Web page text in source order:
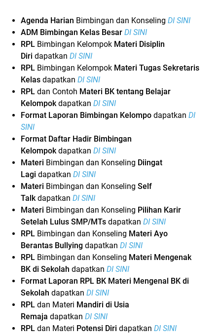
Agenda Harian Bimbingan dan Konseling DI SINI
ADM Bimbingan Kelas Besar DI SINI
RPL Bimbingan Kelompok Materi Disiplin
Diri dapatkan DI SINI
RPL Bimbingan Kelompok Materi Tugas Sekretaris
Kelas dapatkan DI SINI
RPL dan Contoh Materi BK tentang Belajar
Kelompokdapatkan DI SINI
Format Laporan Bimbingan Kelompo dapatkan DI
SINI
Format Daftar Hadir Bimbingan
Kelompokdapatkan DI SINI
Materi Bimbingan dan Konseling Diingat
Lagi dapatkan DI SINI
Materi Bimbingan dan Konseling Self
Talkdapatkan DI SINI
Materi Bimbingan dan Konseling Pilihan Karir
Setelah Lulus SMP/MTs dapatkan DI SINI
RPL Bimbingan dan Konseling Materi Ayo
Berantas Bullying dapatkan DI SINI
RPL Bimbingan dan Konseling Materi Mengenak
BK di Sekolah dapatkan DI SINI
Format Laporan RPL BK Materi Mengenal BK di
Sekolah dapatkan DI SINI
RPL dan Materi Mandiri di Usia
Remaja dapatkan DI SINI
RPL dan Materi Potensi Diri dapatkan DI SINI